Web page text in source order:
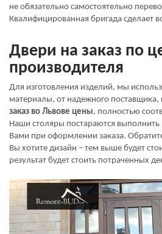
не обязательно самостоятельно
Квалифицированная бригада сделает
Двери на заказ по
производителя
Для изготовления изделий, мы
материалы, от надежного поставщика,
заказ во Львове цены, полностью
Наши столяры постараются
Вами при оформлении заказа.
Вы хотите дизайн – тем выше будет
результат будет стоить потраченных